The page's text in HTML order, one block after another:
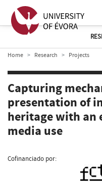
Home Research Projects
Capturing
presentation of
heritage with an
media use
Cofinanciado por: